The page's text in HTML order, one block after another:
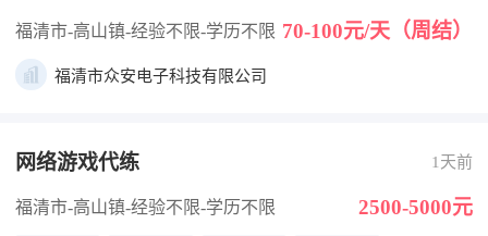
福清市-高山镇-经验不限-学历不限 70-100元/天（周结）
福清市众安电子科技有限公司
网络游戏代练 1天前
福清市-高山镇-经验不限-学历不限 2500-5000元